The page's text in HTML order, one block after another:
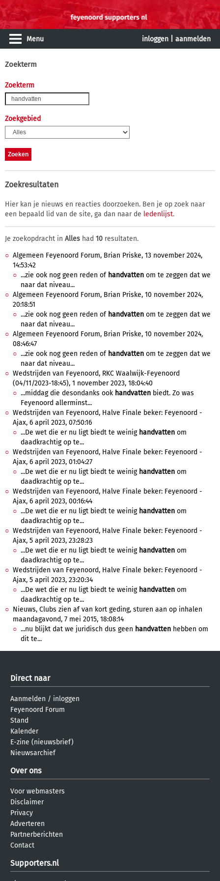
Menu inloggen aanmelden
Zoekterm
Zoekterm
Zoekgebied
Zoekresultaten
Hier kan je nieuws en reacties doorzoeken. Ben je op zoek naar
een bepaald lid van de site, ga dan naar de ledenlijst.
Je zoekopdracht in Alles had 10 resultaten.
Algemeen Feyenoord Forum, Brian Priske, 13 november 2024,
14:53:42
...zie ook nog geen reden of handvatten om te zeggen dat we
naar dat niveau...
Algemeen Feyenoord Forum, Brian Priske, 10 november 2024,
20:18:51
...zie ook nog geen reden of handvatten om te zeggen dat we
naar dat niveau...
Algemeen Feyenoord Forum, Brian Priske, 10 november 2024,
08:46:47
...zie ook nog geen reden of handvatten om te zeggen dat we
naar dat niveau...
Wedstrijden van Feyenoord, RKC Waalwijk-Feyenoord
(04/11/2023-18:45), 1 november 2023, 18:04:40
...middag die desondanks ook handvatten biedt. Zo was
Feyenoord allerminst...
Wedstrijden van Feyenoord, Halve Finale beker: Feyenoord -
Ajax, 6 april 2023, 07:50:16
...De wet die er nu ligt biedt te weinig handvatten om
daadkrachtig op te...
Wedstrijden van Feyenoord, Halve Finale beker: Feyenoord -
Ajax, 6 april 2023, 01:04:27
...De wet die er nu ligt biedt te weinig handvatten om
daadkrachtig op te...
Wedstrijden van Feyenoord, Halve Finale beker: Feyenoord -
Ajax, 6 april 2023, 00:16:44
...De wet die er nu ligt biedt te weinig handvatten om
daadkrachtig op te...
Wedstrijden van Feyenoord, Halve Finale beker: Feyenoord -
Ajax, 5 april 2023, 23:28:23
...De wet die er nu ligt biedt te weinig handvatten om
daadkrachtig op te...
Wedstrijden van Feyenoord, Halve Finale beker: Feyenoord -
Ajax, 5 april 2023, 23:20:34
...De wet die er nu ligt biedt te weinig handvatten om
daadkrachtig op te...
Nieuws, Clubs zien af van kort geding, sturen aan op inhalen
maandagavond, 7 mei 2015, 18:08:14
...nu blijkt dat we juridisch dus geen handvatten hebben om
dit te...
Direct naar
Aanmelden / inloggen
Feyenoord Forum
Stand
Kalender
E-zine (nieuwsbrief)
Nieuwsarchief
Over ons
Voor webmasters
Disclaimer
Privacy
Adverteren
Partnerberichten
Contact
Supporters.nl